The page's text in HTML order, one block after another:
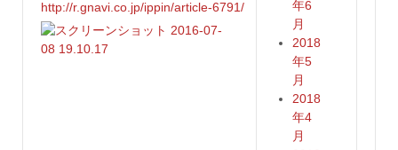
http://r.gnavi.co.jp/ippin/article-6791/
年6
月
2018
年5
月
2018
年4
月